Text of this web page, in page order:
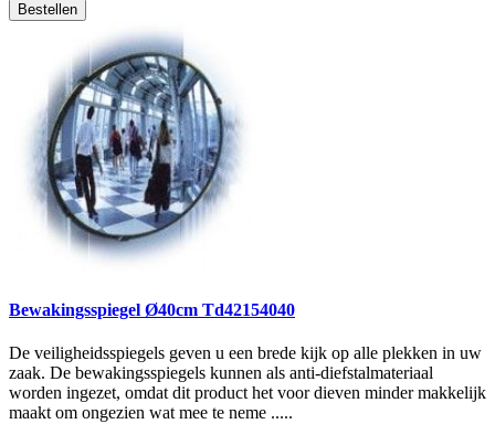
Bestellen
Bewakingsspiegel Ø40cm Td42154040
​De veiligheidsspiegels geven u een brede kijk op alle plekken in uw
zaak. De bewakingsspiegels kunnen als anti-diefstalmateriaal
worden ingezet, omdat dit product het voor dieven minder makkelijk
maakt om ongezien wat mee te neme .....